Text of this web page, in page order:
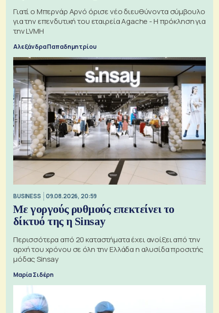
Γιατί ο Μπερνάρ Αρνό όρισε νέο διευθύνοντα σύμβουλο
για την επενδυτική του εταιρεία Agache - Η πρόκληση για
την LVMH
Αλεξάνδρα Παπαδημητρίου
BUSINESS 09.08.2026, 20:59
Με γοργούς ρυθμούς επεκτείνει το
δίκτυό της η Sinsay
Περισσότερα από 20 καταστήματα έχει ανοίξει από την
αρχή του χρόνου σε όλη την Ελλάδα η αλυσίδα προσιτής
μόδας Sinsay
Μαρία Σιδέρη